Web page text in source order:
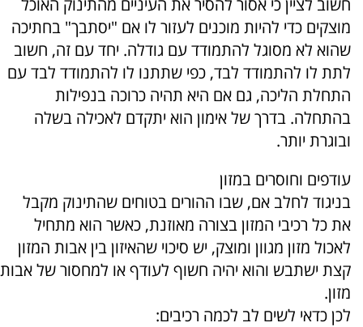
חשוב לציין כי אסור להסיר את העיניים מהתינוק האוכל
מוצקים כדי להיות מוכנים לעזור לו אם "יסתבך" בחתיכה
שהוא לא מסוגל להתמודד עם גודלה. יחד עם זה, חשוב
לתת לו להתמודד לבד, כפי שתתנו לו להתמודד לבד עם
התחלת הליכה, גם אם היא תהיה כרוכה בנפילות
בהתחלה. בדרך של אימון הוא יתקדם לאכילה בשלה
ובוגרת יותר.
עודפים וחוסרים במזון
בניגוד לחלב אם, שבו ההורים בטוחים שהתינוק מקבל
את כל רכיבי המזון בצורה מאוזנת, כאשר הוא מתחיל
לאכול מזון מגוון ומוצק, יש סיכוי שהאיזון בין אבות המזון
קצת ישתבש והוא יהיה חשוף לעודף או למחסור של אבות
מזון.
לכן כדאי לשים לב לכמה רכיבים: